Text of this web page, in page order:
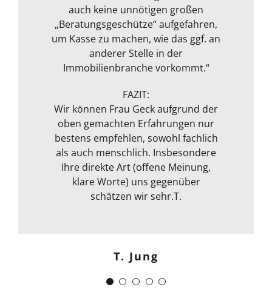
auch keine unnötigen großen
„Beratungsgeschütze“ aufgefahren,
um Kasse zu machen, wie das ggf. an
anderer Stelle in der
Immobilienbranche vorkommt.“
FAZIT:
Wir können Frau Geck aufgrund der
oben gemachten Erfahrungen nur
bestens empfehlen, sowohl fachlich
als auch menschlich. Insbesondere
Ihre direkte Art (offene Meinung,
klare Worte) uns gegenüber
schätzen wir sehr.T.
T. Jung
jahrelange Erfahrung an. Alles in
allem sehr empfehlenswert!“
unsere Immobilie wurde an die
Markt Situation aktuell angepasst
und bewertet. Ausgestattet mit
Messgerät zur Feuchtmessung
entgeht ihrem geschultem Auge
angeboten wird, rundet sie durch
ihre fachliche Kompetenz ab. Termin
war auch sehr kurzfristig und
spontan machbar. Die
Kommunikation war auch bestens .
Egal ob email Telefon etc… Alles in
allem kann ich sie nur
weiterempfehlen. Weiter so !
J. Schwaber
Oliver H.
Umgang und ein persönliches
Gespräch nach der Besichtigung
rundeten das Paket zum
transparenten Preis ab! Vielen
Dank!“
Frank Dettenbach